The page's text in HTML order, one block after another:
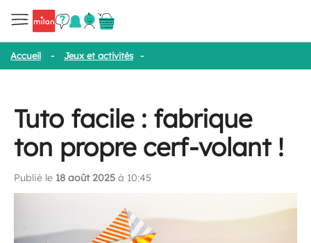
Accueil - Jeux et activités -
Tuto facile : fabrique
ton propre cerf-volant !
Publié le 18 août 2025 à 10:45